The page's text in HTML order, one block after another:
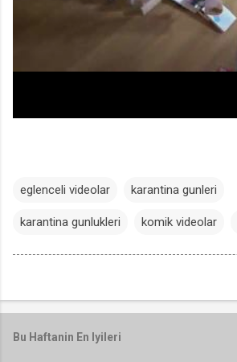
eglenceli videolar karantina gunleri
karantina gunlukleri komik videolar
Bu Haftanin En Iyileri